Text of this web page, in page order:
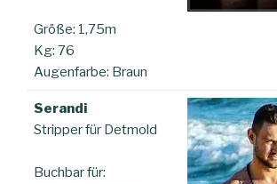
Größe: 1,75m
Kg: 76
Augenfarbe: Braun
Serandi
Stripper für Detmold
Buchbar für: